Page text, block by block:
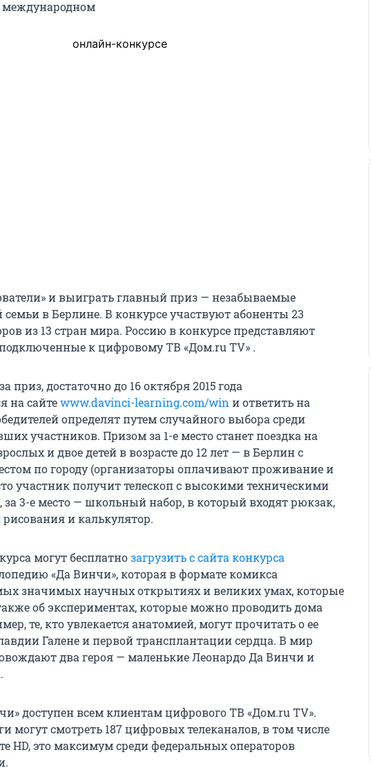
международном
онлайн-конкурсе
и выиграть главный приз — незабываемые
в Берлине. В конкурсе участвуют абоненты 23
из 13 стран мира. Россию в конкурсе представляют
к цифровому ТВ «Дом.ru TV» .
приз, достаточно до 16 октября 2015 года
на сайтеwww.davinci-learning.com/win и ответить на
определят путем случайного выбора среди
участников. Призом за 1-е место станет поездка на
и двое детей в возрасте до 12 лет — в Берлин с
по городу (организаторы оплачивают проживание и
участник получит телескоп с высокими техническими
за 3-е место — школьный набор, в который входят рюкзак,
и калькулятор.
могут бесплатнозагрузить с сайта конкурса
«Да Винчи», которая в формате комикса
значимых научных открытиях и великих умах, которые
об экспериментах, которые можно проводить дома
те, кто увлекается анатомией, могут прочитать о ее
Галене и первой трансплантации сердца. В мир
два героя — маленькие Леонардо Да Винчи и
доступен всем клиентам цифрового ТВ «Дом.ru TV».
могут смотреть 187 цифровых телеканалов, в том числе
HD, это максимум среди федеральных операторов